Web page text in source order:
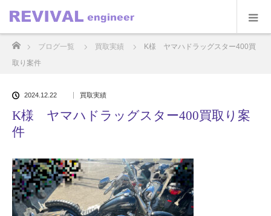
ブログ一覧 買取実績
K様 ヤマハドラッグスター400買
取り案件
2024.12.22 買取実績
K様 ヤマハドラッグスター400買取り案
件